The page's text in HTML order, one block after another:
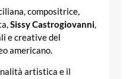
compositrice,
Sissy Castrogiovanni,
e creative del
americano.
artistica e il